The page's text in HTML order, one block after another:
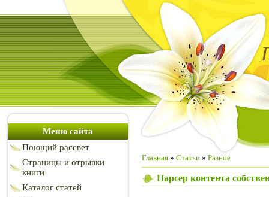
Меню сайта
Поющий рассвет
Страницы и отрывки
книги
Каталог статей
Главная » Статьи » Разное
Парсер контента